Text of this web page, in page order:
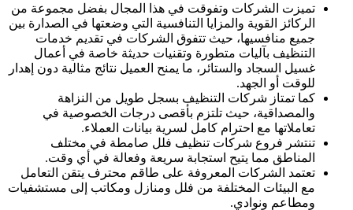
تميزت الشركات وتفوقت في هذا المجال بفضل مجموعة من
الركائز القوية والمزايا التنافسية التي وضعتها في الصدارة بين
جميع منافسيها، حيث تتفوق الشركات في تقديم خدمات
التنظيف بآليات متطورة وتقنيات حديثة خاصة في أعمال
غسيل السجاد والستائر، ما يمنح العميل نتائج مثالية دون إهدار
للوقت أو الجهد.
كما تمتاز شركات التنظيف بسجل طويل من النزاهة
والمصداقية، حيث تلتزم بأقصى درجات الخصوصية في
تعاملاتها مع احترام كامل لسرية بيانات العملاء.
تنتشر فروع شركات تنظيف فلل صامطة في مختلف
المناطق مما يتيح استجابة سريعة وفعالة في أي وقت.
تعتمد الشركات المعروفة على طاقم محترف يتقن التعامل
مع البيئات المختلفة من فلل ومنازل ومكاتب إلى مستشفيات
ومطاعم ونوادي.